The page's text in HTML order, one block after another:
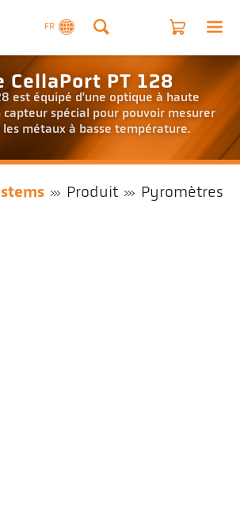
FR
CellaPort PT 128
est équipé d'une optique à haute
capteur spécial pour pouvoir mesurer
métaux à basse température.
Produit
Pyromètres